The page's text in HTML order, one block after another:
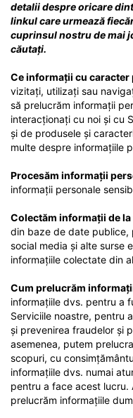
detalii despre oricare
linkul care urmează
cuprinsul nostru de mai
căutați.
Ce informații cu
vizitați, utilizați sau
să prelucrăm informații
interacționați cu noi și cu
și de produsele și
multe despre informațiile
Procesăm informații
informații personale
Colectăm informații de
din baze de date publice,
social media și alte surse
informațiile colectate din
Cum prelucrăm
informațiile dvs. pentru a
Serviciile noastre, pentru
și prevenirea fraudelor și
asemenea, putem
scopuri, cu
informațiile dvs. numai
pentru a face acest lucru.
prelucrăm informațiile